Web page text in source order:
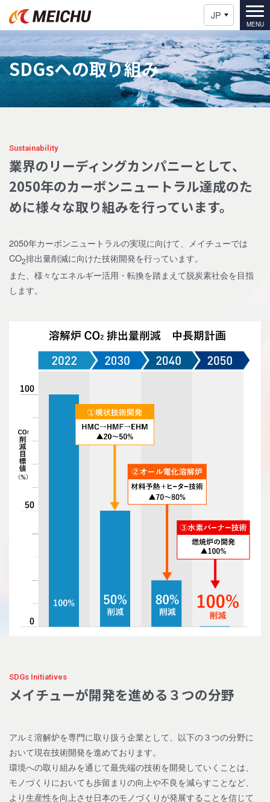
JP
SDGsへの取り組み
Sustainability
業界のリーディングカンパニーとして、
2050年のカーボンニュートラル達成のた
めに様々な取り組みを行っています。
2050年カーボンニュートラルの実現に向けて、メイチューでは
CO2排出量削減に向けた技術開発を行っています。
また、様々なエネルギー活用・転換を踏まえて脱炭素社会を目指
します。
SDGs Initiatives
メイチューが開発を進める３つの分野
アルミ溶解炉を専門に取り扱う企業として、以下の３つの分野に
おいて現在技術開発を進めております。
環境への取り組みを通じて最先端の技術を開発していくことは、
モノづくりにおいても歩留まりの向上や不良を減らすことなど、
より生産性を向上させ日本のモノづくりが発展することを信じて